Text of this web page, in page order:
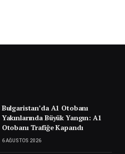
Bulgaristan’da A1 Otobanı
Yakınlarında Büyük Yangın: A1
Otobanı Trafiğe Kapandı
6 AĞUSTOS 2026